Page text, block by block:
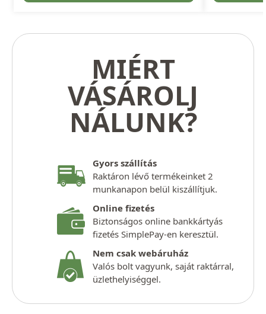
MIÉRT
VÁSÁROLJ
NÁLUNK?
Gyors szállítás
Raktáron lévő termékeinket 2
munkanapon belül kiszállítjuk.
Online fizetés
Biztonságos online bankkártyás
fizetés SimplePay-en keresztül.
Nem csak webáruház
Valós bolt vagyunk, saját raktárral,
üzlethelyiséggel.